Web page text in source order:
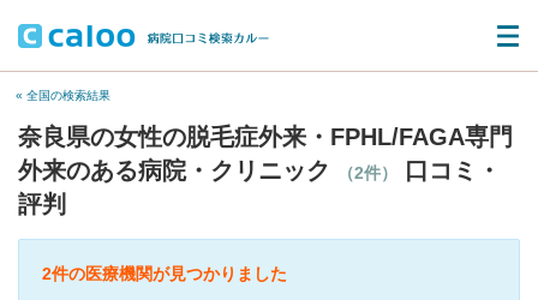
« 全国の検索結果
奈良県の女性の脱毛症外来・FPHL/FAGA専門
外来のある病院・クリニック
（2件）
口コミ・
評判
2件の医療機関が見つかりました